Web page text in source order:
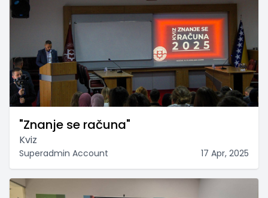
"Znanje se računa"
Kviz
Superadmin Account 17 Apr, 2025